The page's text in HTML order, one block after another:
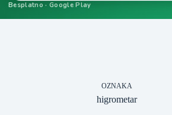
Besplatno · Google Play
OZNAKA
higrometar